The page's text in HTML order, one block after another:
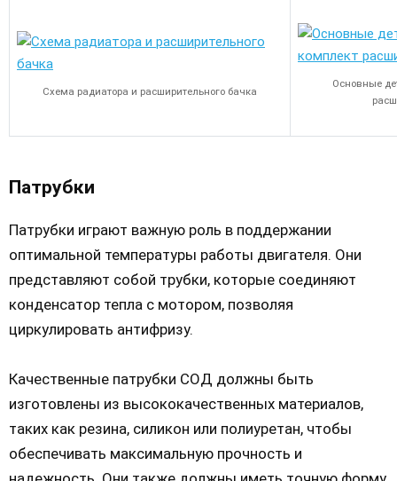
Схема радиатора и расширительного бачка
Основные
Патрубки
Патрубки играют важную роль в поддержании
оптимальной температуры работы двигателя. Они
представляют собой трубки, которые соединяют
конденсатор тепла с мотором, позволяя
циркулировать антифризу.
Качественные патрубки СОД должны быть
изготовлены из высококачественных материалов,
таких как резина, силикон или полиуретан, чтобы
обеспечивать максимальную прочность и